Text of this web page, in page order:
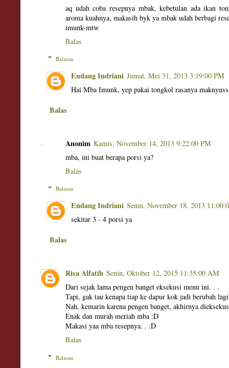
aq udah coba resepnya mbak, kebetulan ada ikan
aroma kuahnya, makasih byk ya mbak udah berbagi
imunk-mtw
Balas
Balasan
Endang Indriani Jumat, Mei 31, 2013 3:19:00 PM
Hai Mba Imunk, yep pakai tongkol rasanya
Balas
Anonim Kamis, November 14, 2013 9:22:00 PM
mba, ini buat berapa porsi ya?
Balas
Balasan
Endang Indriani Senin, November 18, 2013
sekitar 3 - 4 porsi ya
Balas
Risa Alfatih Senin, Oktober 12, 2015 11:35:00 AM
Dari sejak lama pengen banget eksekusi menu ini. . .
Tapi, gak tau kenapa tiap ke dapur kok jadi berubah
Nah, kemarin karena pengen banget, akhirnya
Enak dan murah meriah mba :D
Makasi yaa mba resepnya. . :D
Balas
Balasan